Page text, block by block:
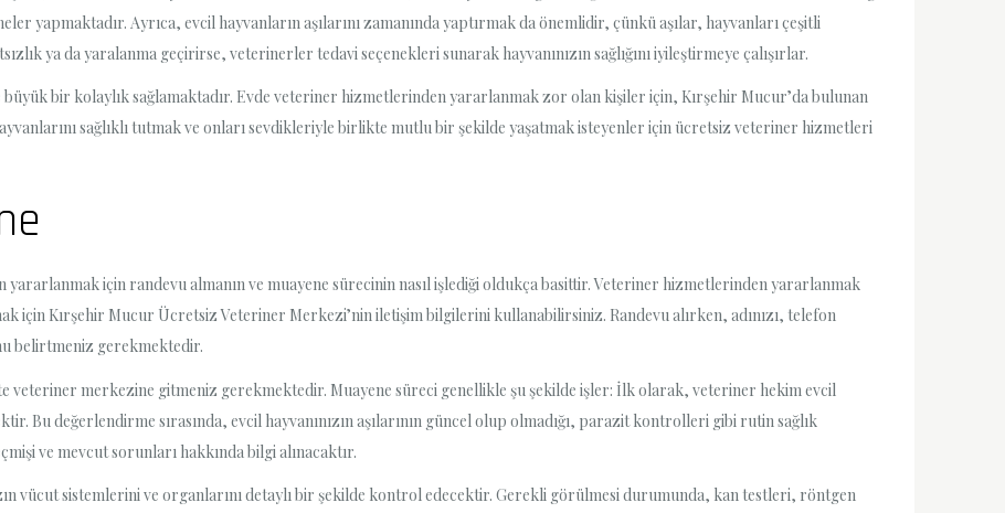
yapmaktadır. Ayrıca, evcil hayvanların aşılarını zamanında yaptırmak da önemlidir, çünkü aşılar, hayvanları çeşitli
ya da yaralanma geçirirse, veterinerler tedavi seçenekleri sunarak hayvanınızın sağlığını iyileştirmeye çalışırlar.
bir kolaylık sağlamaktadır. Evde veteriner hizmetlerinden yararlanmak zor olan kişiler için, Kırşehir Mucur’da bulunan
sağlıklı tutmak ve onları sevdikleriyle birlikte mutlu bir şekilde yaşatmak isteyenler için ücretsiz veteriner hizmetleri
için randevu almanın ve muayene sürecinin nasıl işlediği oldukça basittir. Veteriner hizmetlerinden yararlanmak
için Kırşehir Mucur Ücretsiz Veteriner Merkezi’nin iletişim bilgilerini kullanabilirsiniz. Randevu alırken, adınızı, telefon
belirtmeniz gerekmektedir.
veteriner merkezine gitmeniz gerekmektedir. Muayene süreci genellikle şu şekilde işler: İlk olarak, veteriner hekim evcil
Bu değerlendirme sırasında, evcil hayvanınızın aşılarının güncel olup olmadığı, parazit kontrolleri gibi rutin sağlık
ve mevcut sorunları hakkında bilgi alınacaktır.
vücut sistemlerini ve organlarını detaylı bir şekilde kontrol edecektir. Gerekli görülmesi durumunda, kan testleri, röntgen